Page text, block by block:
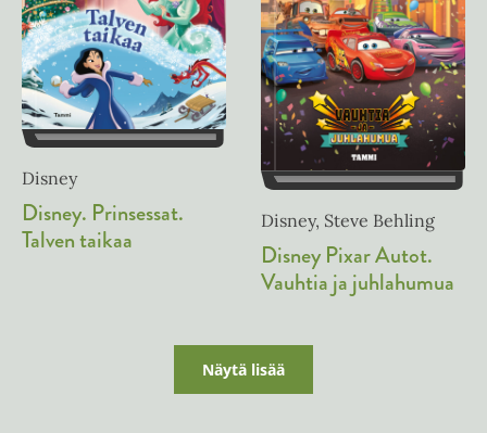
Disney
Disney. Prinsessat.
Talven taikaa
Disney, Steve Behling
Disney Pixar Autot.
Vauhtia ja juhlahumua
Näytä lisää